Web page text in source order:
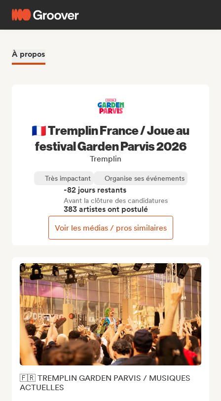
À propos
🇫🇷 TREMPLIN GARDEN PARVIS / MUSIQUES
ACTUELLES
🇫🇷 Tremplin France / Joue au
festival Garden Parvis 2026
Tremplin
Très impactant Organise ses événements
-82 jours restants
Avant la clôture des candidatures
383 artistes ont postulé
Voir les médias / pros similaires